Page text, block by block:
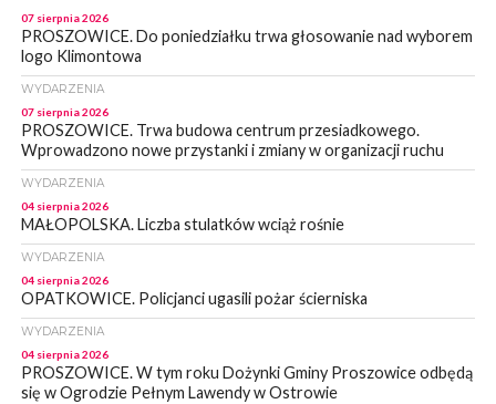
07 sierpnia 2026
PROSZOWICE. Do poniedziałku trwa głosowanie nad wyborem
logo Klimontowa
WYDARZENIA
07 sierpnia 2026
PROSZOWICE. Trwa budowa centrum przesiadkowego.
Wprowadzono nowe przystanki i zmiany w organizacji ruchu
WYDARZENIA
04 sierpnia 2026
MAŁOPOLSKA. Liczba stulatków wciąż rośnie
WYDARZENIA
04 sierpnia 2026
OPATKOWICE. Policjanci ugasili pożar ścierniska
WYDARZENIA
04 sierpnia 2026
PROSZOWICE. W tym roku Dożynki Gminy Proszowice odbędą
się w Ogrodzie Pełnym Lawendy w Ostrowie